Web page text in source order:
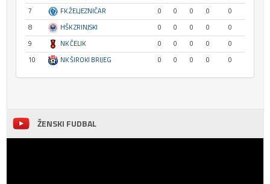
7
FK ŽELJEZNIČAR 0 0 0 0
0
8
HŠK ZRINJSKI 0 0 0 0
0
9
NK ČELIK 0 0 0 0
0
10
NK ŠIROKI BRIJEG 0 0 0 0 0
ŽENSKI FUDBAL